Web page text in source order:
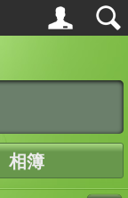
相簿